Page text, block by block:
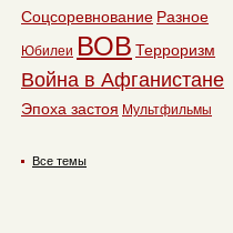
Соцсоревнование Разное
Юбилеи ВОВ Терроризм
Война в Афганистане
Эпоха застоя Мультфильмы
Все темы